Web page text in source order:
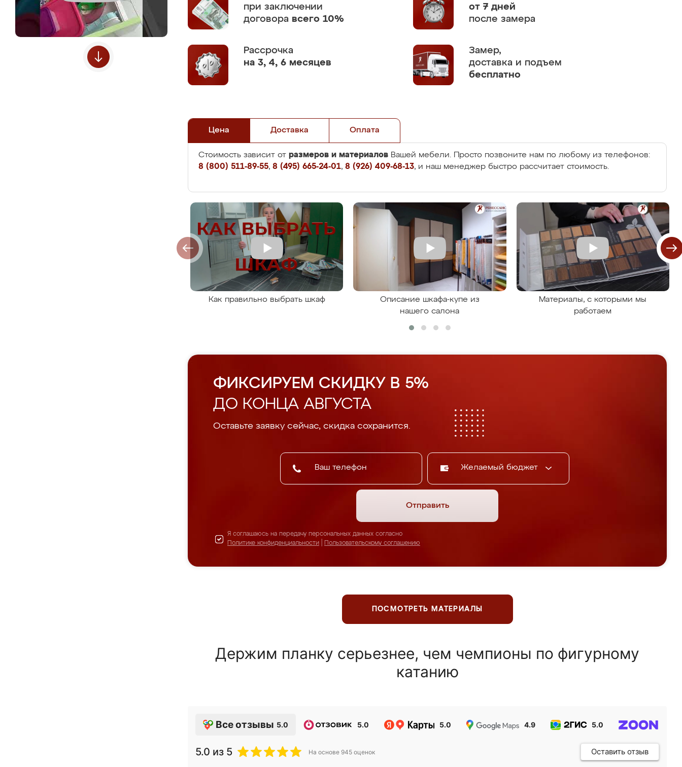
при заключении
договора всего 10%
от 7 дней
после замера
Рассрочка
на 3, 4, 6 месяцев
Замер,
доставка и подъем
бесплатно
Цена Доставка Оплата
Стоимость зависит от размеров и материалов Вашей мебели. Просто позвоните нам по любому из телефонов:
8 (800) 511-89-55, 8 (495) 665-24-01, 8 (926) 409-68-13, и наш менеджер быстро рассчитает стоимость.
Как правильно выбрать шкаф
Описание шкафа-купе из
нашего салона
Материалы, с которыми мы
работаем
ФИКСИРУЕМ СКИДКУ В 5%
ДО КОНЦА АВГУСТА
Оставьте заявку сейчас, скидка сохранится.
Желаемый бюджет
Отправить
Я соглашаюсь на передачу персональных данных согласно
Политике конфиденциальности
Пользовательскому соглашению
ПОСМОТРЕТЬ МАТЕРИАЛЫ
Держим планку серьезнее, чем чемпионы по фигурному
катанию
Все отзывы 5.0 5.0 5.0 4.9 5.0
5.0 из 5 На основе 945 оценок Оставить отзыв